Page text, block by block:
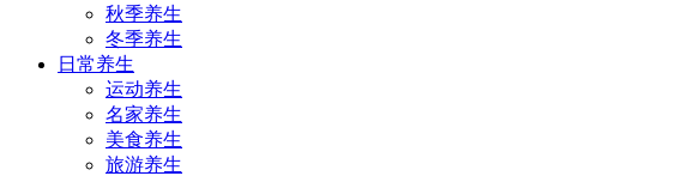
秋季养生
冬季养生
日常养生
运动养生
名家养生
美食养生
旅游养生